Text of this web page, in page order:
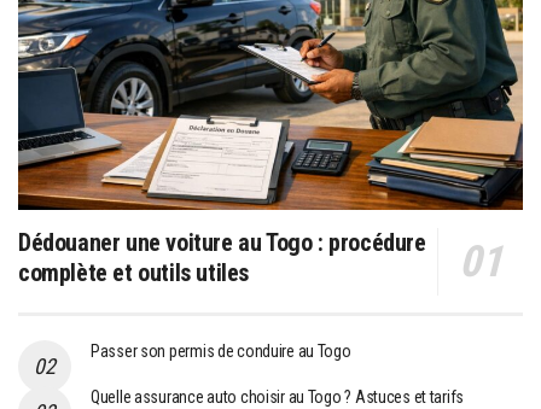
Dédouaner une voiture au Togo : procédure
complète et outils utiles
Passer son permis de conduire au Togo
Quelle assurance auto choisir au Togo ? Astuces et tarifs